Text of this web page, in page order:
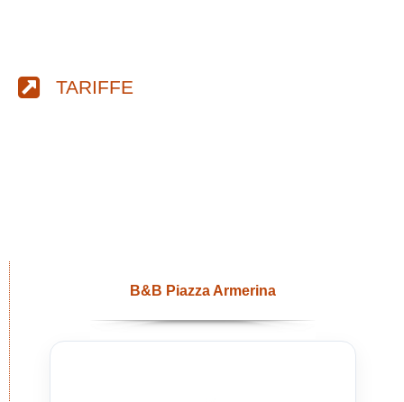
TARIFFE
B&B Piazza Armerina